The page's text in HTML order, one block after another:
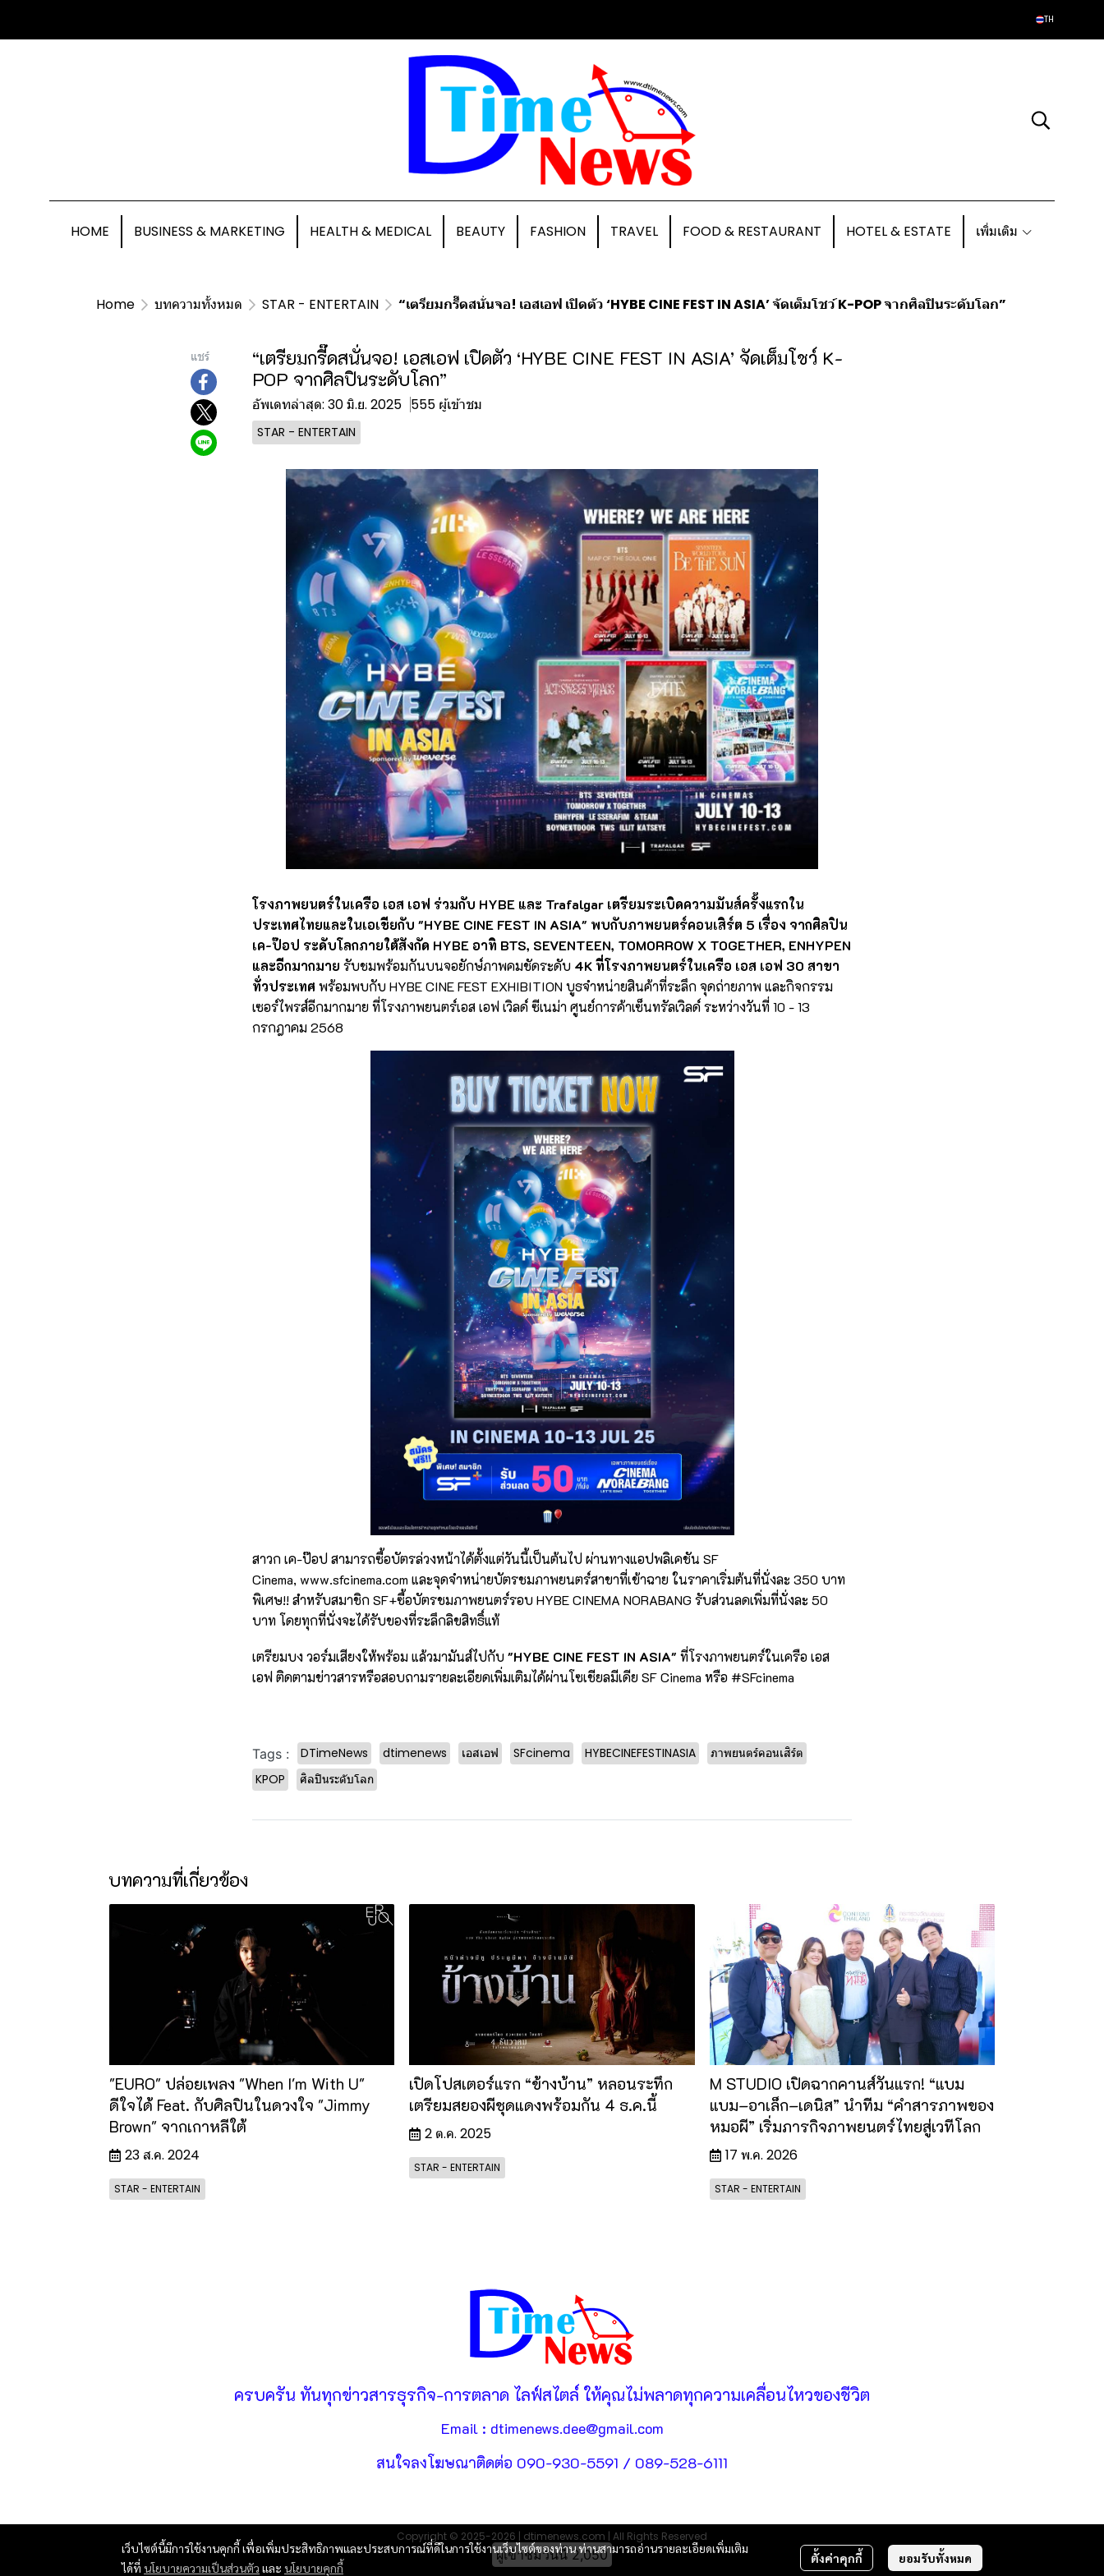
TH
HOME BUSINESS & MARKETING HEALTH & MEDICAL BEAUTY FASHION TRAVEL FOOD & RESTAURANT HOTEL & ESTATE เพิ่มเติม
Home บทความทั้งหมด STAR - ENTERTAIN “เตรียมกรี๊ดสนั่นจอ! เอสเอฟ เปิดตัว ‘HYBE CINE FEST IN ASIA’ จัดเต็มโชว์ K-POP จากศิลปินระดับโลก”
แชร์
“เตรียมกรี๊ดสนั่นจอ! เอสเอฟ เปิดตัว ‘HYBE CINE FEST IN ASIA’ จัดเต็มโชว์ K-
POP จากศิลปินระดับโลก”
อัพเดทล่าสุด: 30 มิ.ย. 2025 555 ผู้เข้าชม
STAR - ENTERTAIN
โรงภาพยนตร์ในเครือ เอส เอฟ ร่วมกับ HYBE และ Trafalgar เตรียมระเบิดความมันส์ครั้งแรกใน
ประเทศไทยและในเอเชียกับ "HYBE CINE FEST IN ASIA" พบกับภาพยนตร์คอนเสิร์ต 5 เรื่อง จากศิลปิน
เค-ป๊อป ระดับโลกภายใต้สังกัด HYBE อาทิ BTS, SEVENTEEN, TOMORROW X TOGETHER, ENHYPEN
และอีกมากมาย รับชมพร้อมกันบนจอยักษ์ภาพคมชัดระดับ 4K ที่โรงภาพยนตร์ในเครือ เอส เอฟ 30 สาขา
ทั่วประเทศ พร้อมพบกับ HYBE CINE FEST EXHIBITION บูธจำหน่ายสินค้าที่ระลึก จุดถ่ายภาพ และกิจกรรม
เซอร์ไพรส์อีกมากมาย ที่โรงภาพยนตร์เอส เอฟ เวิลด์ ซีเนม่า ศูนย์การค้าเซ็นทรัลเวิลด์ ระหว่างวันที่ 10 - 13
กรกฎาคม 2568
สาวก เค-ป๊อป สามารถซื้อบัตรล่วงหน้าได้ตั้งแต่วันนี้เป็นต้นไป ผ่านทางแอปพลิเคชัน SF
Cinema,www.sfcinema.com และจุดจำหน่ายบัตรชมภาพยนตร์สาขาที่เข้าฉาย ในราคาเริ่มต้นที่นั่งละ 350 บาท
พิเศษ!! สำหรับสมาชิก SF+ซื้อบัตรชมภาพยนตร์รอบ HYBE CINEMA NORABANG รับส่วนลดเพิ่มที่นั่งละ 50
บาท โดยทุกที่นั่งจะได้รับของที่ระลึกลิขสิทธิ์แท้
เตรียมบง วอร์มเสียงให้พร้อม แล้วมามันส์ไปกับ"HYBE CINE FEST IN ASIA" ที่โรงภาพยนตร์ในเครือ เอส
เอฟ ติดตามข่าวสารหรือสอบถามรายละเอียดเพิ่มเติมได้ผ่านโซเชียลมีเดีย SF Cinema หรือ #SFcinema
Tags : DTimeNews dtimenews เอสเอฟ SFcinema HYBECINEFESTINASIA
ภาพยนตร์คอนเสิร์ต
KPOP
ศิลปินระดับโลก
บทความที่เกี่ยวข้อง
"EURO" ปล่อยเพลง "When I'm With U"
ดีใจได้ Feat. กับศิลปินในดวงใจ "Jimmy
Brown" จากเกาหลีใต้
23 ส.ค. 2024
STAR - ENTERTAIN
เปิดโปสเตอร์แรก “ข้างบ้าน” หลอนระทึก
เตรียมสยองผีชุดแดงพร้อมกัน 4 ธ.ค.นี้
2 ต.ค. 2025
STAR - ENTERTAIN
M STUDIO เปิดฉากคานส์วันแรก! “แบม
แบม–อาเล็ก–เดนิส” นำทีม “คำสารภาพของ
หมอผี” เริ่มภารกิจภาพยนตร์ไทยสู่เวทีโลก
17 พ.ค. 2026
STAR - ENTERTAIN
เว็บไซต์นี้มีการใช้งานคุกกี้ เพื่อเพิ่มประสิทธิภาพและประสบการณ์ที่ดีในการใช้งานเว็บไซต์ของท่าน ท่านสามารถอ่านรายละเอียดเพิ่มเติม
ได้ที่ นโยบายความเป็นส่วนตัว และ นโยบายคุกกี้
ตั้งค่าคุกกี้ ยอมรับทั้งหมด
ครบครัน ทันทุกข่าวสารธุรกิจ-การตลาด ไลฟ์สไตล์ ให้คุณไม่พลาดทุกความเคลื่อนไหวของชีวิต
Email : dtimenews.dee@gmail.com
สนใจลงโฆษณาติดต่อ 090-930-5591 / 089-528-6111
Copyright © 2025-2026 | dtimenews.com | All Rights Reserved
ผู้เข้าชมวันนี้2,050